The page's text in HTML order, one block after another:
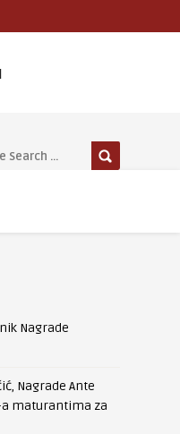
Nagrade
Nagrade Ante
a maturantima za